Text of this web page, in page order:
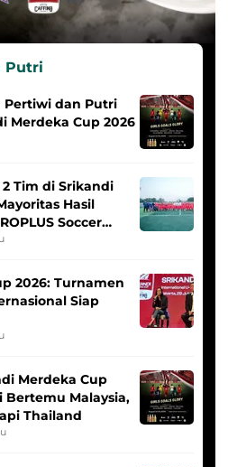
Putri
Pertiwi dan Putri
Merdeka Cup 2026
Tim di Srikandi
Hasil
Soccer
2026: Turnamen
Siap
Merdeka Cup
Bertemu Malaysia,
Thailand